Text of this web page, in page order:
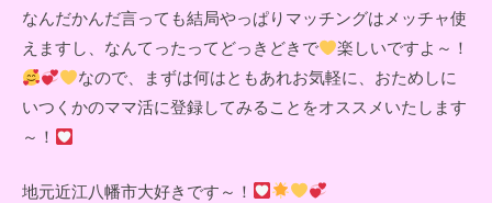
なんだかんだ言っても結局やっぱりマッチングはメッチャ使
えますし、なんてったってどっきどきで
楽しいですよ～！
なので、まずは何はともあれお気軽に、おためしに
いつくかのママ活に登録してみることをオススメいたします
～！
地元近江八幡市大好きです～！